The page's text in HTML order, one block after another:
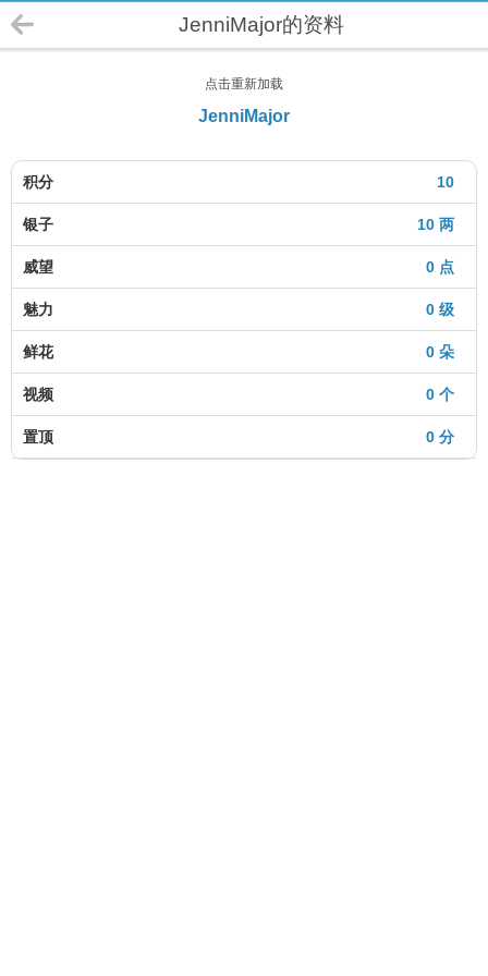
JenniMajor的资料
点击重新加载
JenniMajor
10
积分
10 两
银子
0 点
威望
0 级
魅力
0 朵
鲜花
0 个
视频
0 分
置顶